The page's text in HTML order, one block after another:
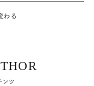
わる
ンツ